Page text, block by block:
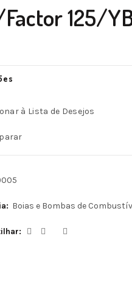
125/
à Lista de Desejos
Boias e Bombas de